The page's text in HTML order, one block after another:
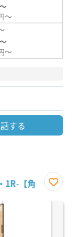
～
～
する
1R-【角
に入